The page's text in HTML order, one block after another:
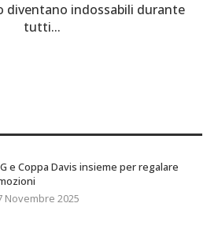
diventano indossabili durante
tutti...
e Coppa Davis insieme per regalare
Novembre 2025